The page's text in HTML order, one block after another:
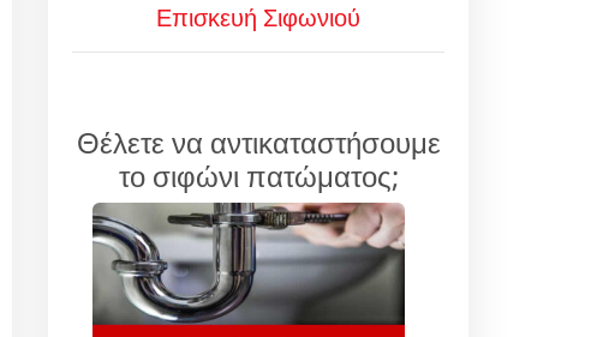
Επισκευή Σιφωνιού
Θέλετε να αντικαταστήσουμε
το σιφώνι πατώματος;